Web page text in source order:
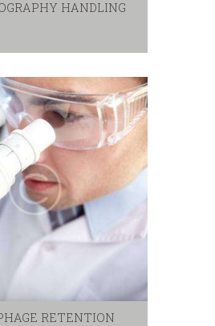
HANDLING
RETENTION